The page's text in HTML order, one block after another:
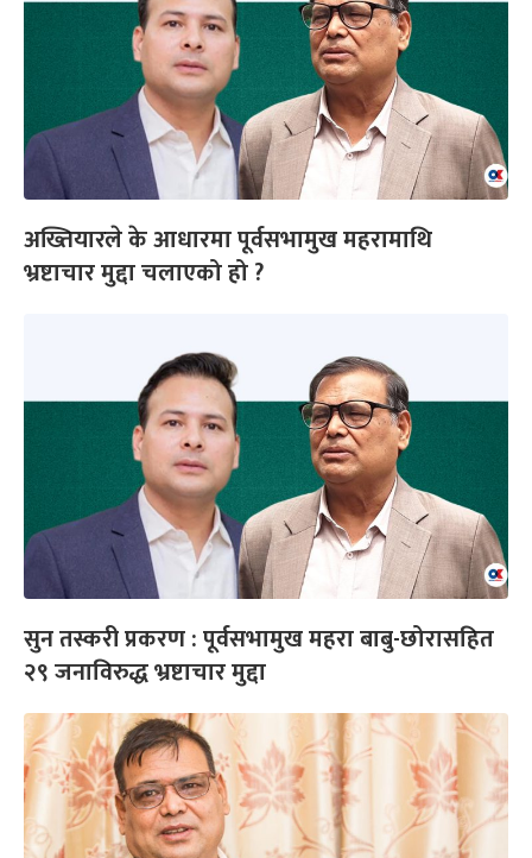
अख्तियारले के आधारमा पूर्वसभामुख महरामाथि
भ्रष्टाचार मुद्दा चलाएको हो ?
सुन तस्करी प्रकरण : पूर्वसभामुख महरा बाबु-छोरासहित
२९ जनाविरुद्ध भ्रष्टाचार मुद्दा